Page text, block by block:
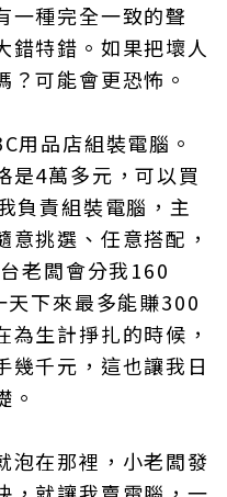
一種完全一致的聲
錯特錯。如果把壞人
可能會更恐怖。
用品店組裝電腦。
是4萬多元，可以買
負責組裝電腦，主
挑選、任意搭配，
老闆會分我160
下來最多能賺300
生計掙扎的時候，
幾千元，這也讓我日
。
泡在那裡，小老闆發